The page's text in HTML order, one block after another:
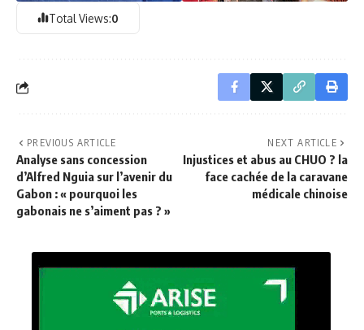
Total Views:0
PREVIOUS ARTICLE
Analyse sans concession
d’Alfred Nguia sur l’avenir du
Gabon : « pourquoi les
gabonais ne s’aiment pas ? »
NEXT ARTICLE
Injustices et abus au CHUO ? la
face cachée de la caravane
médicale chinoise